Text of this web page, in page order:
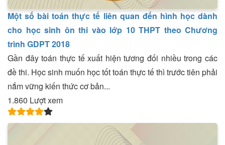
Một số bài toán thực tế liên quan đến hình học dành
cho học sinh ôn thi vào lớp 10 THPT theo Chương
trình GDPT 2018
Gần đây toán thực tế xuất hiện tương đối nhiều trong các
đề thi. Học sinh muốn học tốt toán thực tế thì trước tiên phải
nắm vững kiến thức cơ bản...
1.860 Lượt xem